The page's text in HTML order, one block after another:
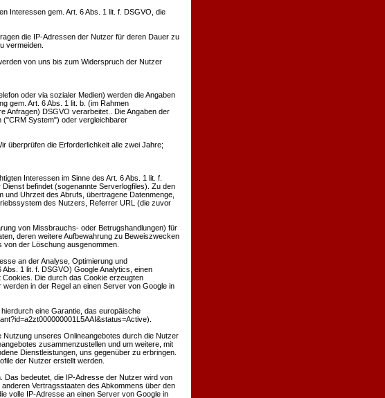
Interessen gem. Art. 6 Abs. 1 lit. f. DSGVO, die
die IP-Adressen der Nutzer für deren Dauer zu
vermeiden.
von uns bis zum Widerspruch der Nutzer
oder via sozialer Medien) werden die Angaben
gem. Art. 6 Abs. 1 lit. b. (im Rahmen
Anfragen) DSGVO verarbeitet.. Die Angaben der
("CRM System") oder vergleichbarer
überprüfen die Erforderlichkeit alle zwei Jahre;
Interessen im Sinne des Art. 6 Abs. 1 lit. f.
befindet (sogenannte Serverlogfiles). Zu den
Uhrzeit des Abrufs, übertragene Datenmenge,
des Nutzers, Referrer URL (die zuvor
von Missbrauchs- oder Betrugshandlungen) für
deren weitere Aufbewahrung zu Beweiszwecken
von der Löschung ausgenommen.
an der Analyse, Optimierung und
1 lit. f. DSGVO) Google Analytics, einen
Die durch das Cookie erzeugten
in der Regel an einen Server von Google in
eine Garantie, das europäische
unseres Onlineangebotes durch die Nutzer
zusammenzustellen und um weitere, mit
Dienstleistungen, uns gegenüber zu erbringen.
der Nutzer erstellt werden.
Das bedeutet, die IP-Adresse der Nutzer wird von
Vertragsstaaten des Abkommens über den
volle IP-Adresse an einen Server von Google in